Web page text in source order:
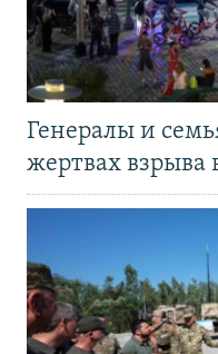
Генералы и
жертвах взрыва